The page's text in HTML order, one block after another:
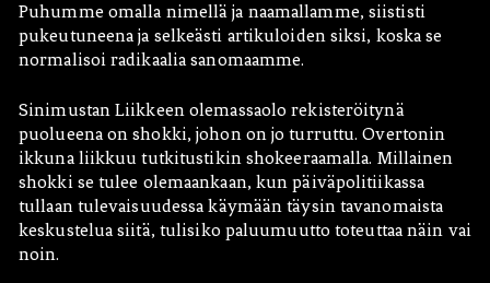
Puhumme omalla nimellä ja naamallamme, siististi
pukeutuneena ja selkeästi artikuloiden siksi, koska se
normalisoi radikaalia sanomaamme.
Sinimustan Liikkeen olemassaolo rekisteröitynä
puolueena on shokki, johon on jo turruttu. Overtonin
ikkuna liikkuu tutkitustikin shokeeraamalla. Millainen
shokki se tulee olemaankaan, kun päiväpolitiikassa
tullaan tulevaisuudessa käymään täysin tavanomaista
keskustelua siitä, tulisiko paluumuutto toteuttaa näin vai
noin.